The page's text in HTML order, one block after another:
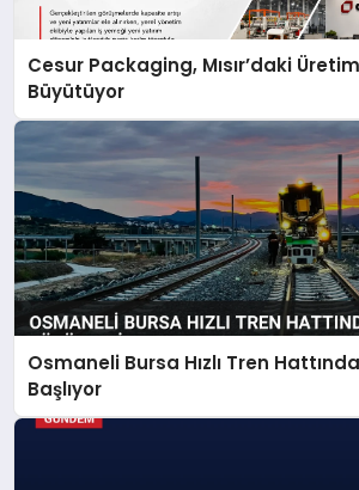
Cesur Packaging, Mısır’daki
Büyütüyor
Osmaneli Bursa Hızlı Tren
Başlıyor